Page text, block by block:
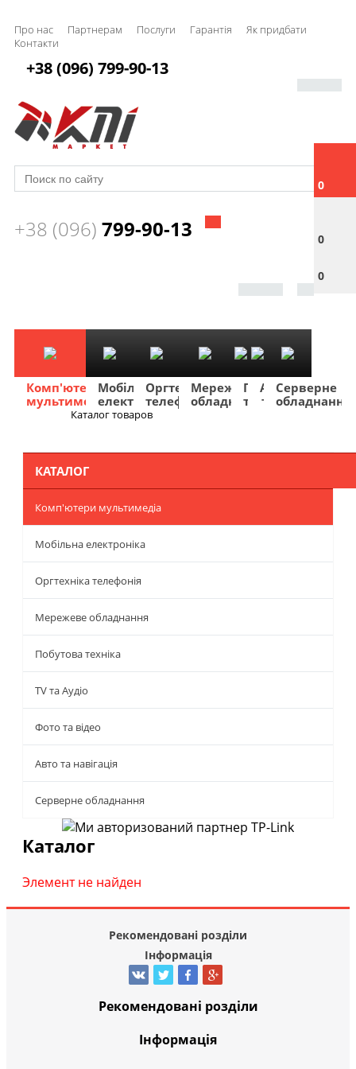
Про нас Партнерам Послуги Гарантія
Як придбати
Контакти
0
0
0
+38 (096) 799-90-13
+38 (096) 799-90-13
Комп'ютери
мультимедіа
Мобільна
електроніка
Оргтехніка
телефонія
Мережеве
обладнання
Побутова
техніка
TV
та
Фото
та
Авто
та
Серверне
обладнання
Каталог товаров
КАТАЛОГ
Комп'ютери мультимедіа
Мобільна електроніка
Оргтехніка телефонія
Мережеве обладнання
Побутова техніка
TV та Аудіо
Фото та відео
Авто та навігація
Серверне обладнання
Каталог
Элемент не найден
Рекомендовані розділи
Інформація
Рекомендовані розділи
Інформація